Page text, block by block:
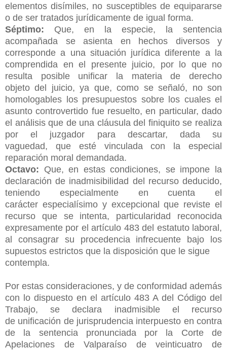
elementosdisímiles, no susceptibles de equipararse
o de ser tratados jurídicamente de igual forma.
Séptimo: Que, en la especie, la sentencia
acompañada se asienta en hechos diversos y
corresponde a una situación jurídica diferente a la
comprendida en el presente juicio, por lo que no
resulta posible unificar la materia de derecho
objetodel juicio, ya que, como se señaló, no son
homologables los presupuestos sobre los cuales el
asunto controvertido fue resuelto, en particular, dado
el análisis que de una cláusula del finiquito se realiza
por el juzgador para descartar, dada su
vaguedad, que esté vinculada con la especial
reparación moral demandada.
Octavo: Que, en estas condiciones, se impone la
declaración de inadmisibilidad del recurso deducido,
teniendo especialmente en cuenta el
carácter especialísimo y excepcional que reviste el
recurso que se intenta, particularidad reconocida
expresamente por el artículo 483 del estatuto laboral,
al consagrar su procedencia infrecuente bajo los
supuestos estrictos que la disposición que le sigue
contempla.
Por estas consideraciones, y de conformidad además
con lo dispuesto en el artículo 483 A del Código del
Trabajo, se declara inadmisible el recurso
de unificación de jurisprudencia interpuesto en contra
de la sentencia pronunciada por la Corte de
Apelaciones de Valparaíso de veinticuatro de